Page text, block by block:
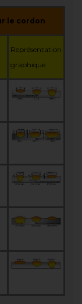
le cordon
Représentation
graphique